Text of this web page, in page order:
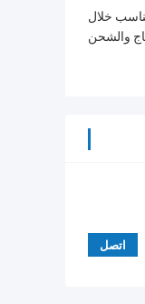
خلال